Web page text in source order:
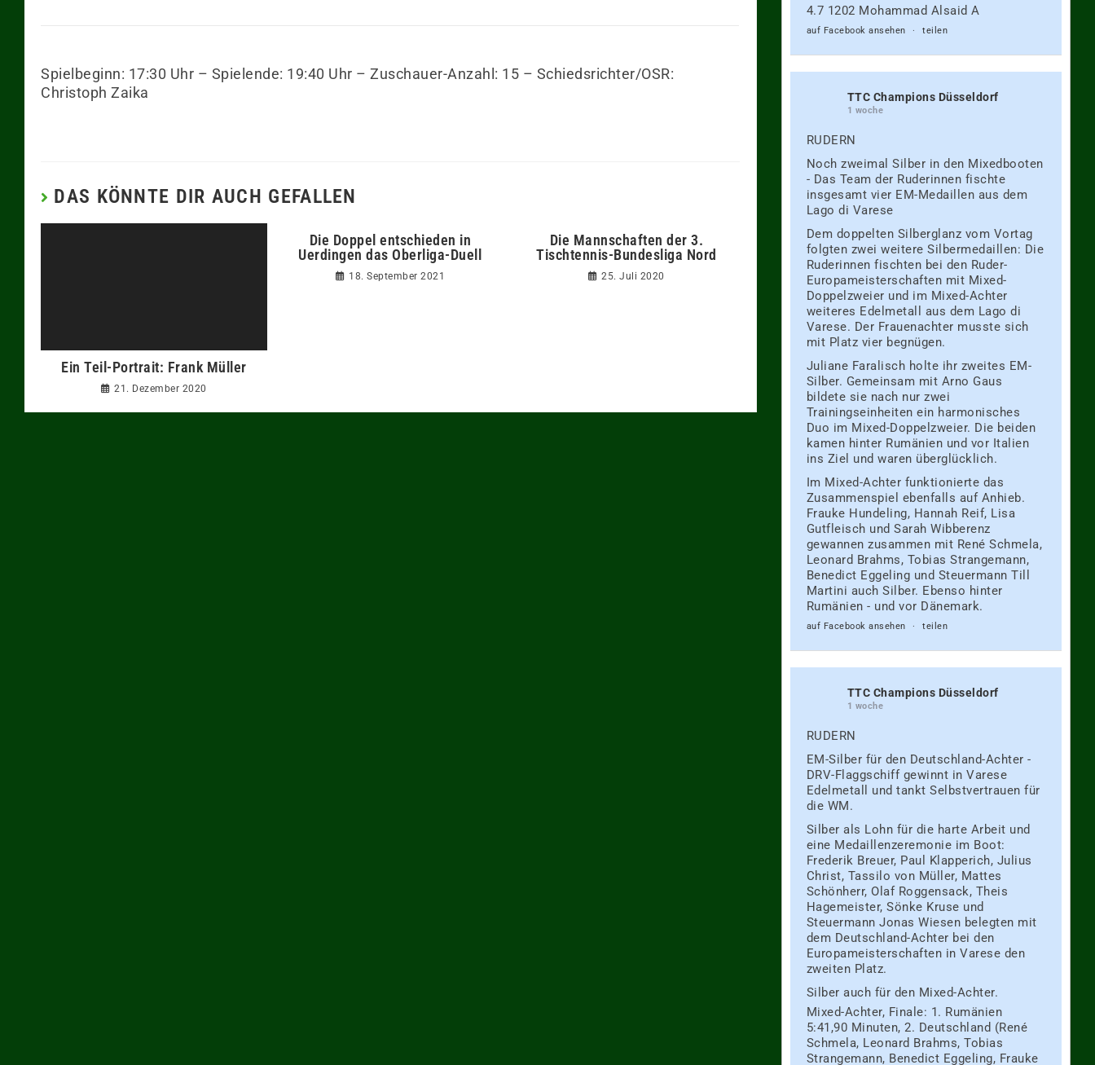
Spielbeginn: 17:30 Uhr – Spielende: 19:40 Uhr – Zuschauer-Anzahl: 15 – Schiedsrichter/OSR:
Christoph Zaika
DAS KÖNNTE DIR AUCH GEFALLEN
Ein Teil-Portrait: Frank Müller
21. Dezember 2020
Die Doppel entschieden in
Uerdingen das Oberliga-Duell
18. September 2021
Die Mannschaften der 3.
Tischtennis-Bundesliga Nord
25. Juli 2020
4.7 1202 Mohammad Alsaid A
auf Facebook ansehen · teilen
TTC Champions Düsseldorf
1 woche
RUDERN
Noch zweimal Silber in den Mixedbooten
- Das Team der Ruderinnen fischte
insgesamt vier EM-Medaillen aus dem
Lago di Varese
Dem doppelten Silberglanz vom Vortag
folgten zwei weitere Silbermedaillen: Die
Ruderinnen fischten bei den Ruder-
Europameisterschaften mit Mixed-
Doppelzweier und im Mixed-Achter
weiteres Edelmetall aus dem Lago di
Varese. Der Frauenachter musste sich
mit Platz vier begnügen.
Juliane Faralisch holte ihr zweites EM-
Silber. Gemeinsam mit Arno Gaus
bildete sie nach nur zwei
Trainingseinheiten ein harmonisches
Duo im Mixed-Doppelzweier. Die beiden
kamen hinter Rumänien und vor Italien
ins Ziel und waren überglücklich.
Im Mixed-Achter funktionierte das
Zusammenspiel ebenfalls auf Anhieb.
Frauke Hundeling, Hannah Reif, Lisa
Gutfleisch und Sarah Wibberenz
gewannen zusammen mit René Schmela,
Leonard Brahms, Tobias Strangemann,
Benedict Eggeling und Steuermann Till
Martini auch Silber. Ebenso hinter
Rumänien - und vor Dänemark.
auf Facebook ansehen · teilen
TTC Champions Düsseldorf
1 woche
RUDERN
EM-Silber für den Deutschland-Achter -
DRV-Flaggschiff gewinnt in Varese
Edelmetall und tankt Selbstvertrauen für
die WM.
Silber als Lohn für die harte Arbeit und
eine Medaillenzeremonie im Boot:
Frederik Breuer, Paul Klapperich, Julius
Christ, Tassilo von Müller, Mattes
Schönherr, Olaf Roggensack, Theis
Hagemeister, Sönke Kruse und
Steuermann Jonas Wiesen belegten mit
dem Deutschland-Achter bei den
Europameisterschaften in Varese den
zweiten Platz.
Silber auch für den Mixed-Achter.
Mixed-Achter, Finale: 1. Rumänien
5:41,90 Minuten, 2. Deutschland (René
Schmela, Leonard Brahms, Tobias
Strangemann, Benedict Eggeling, Frauke